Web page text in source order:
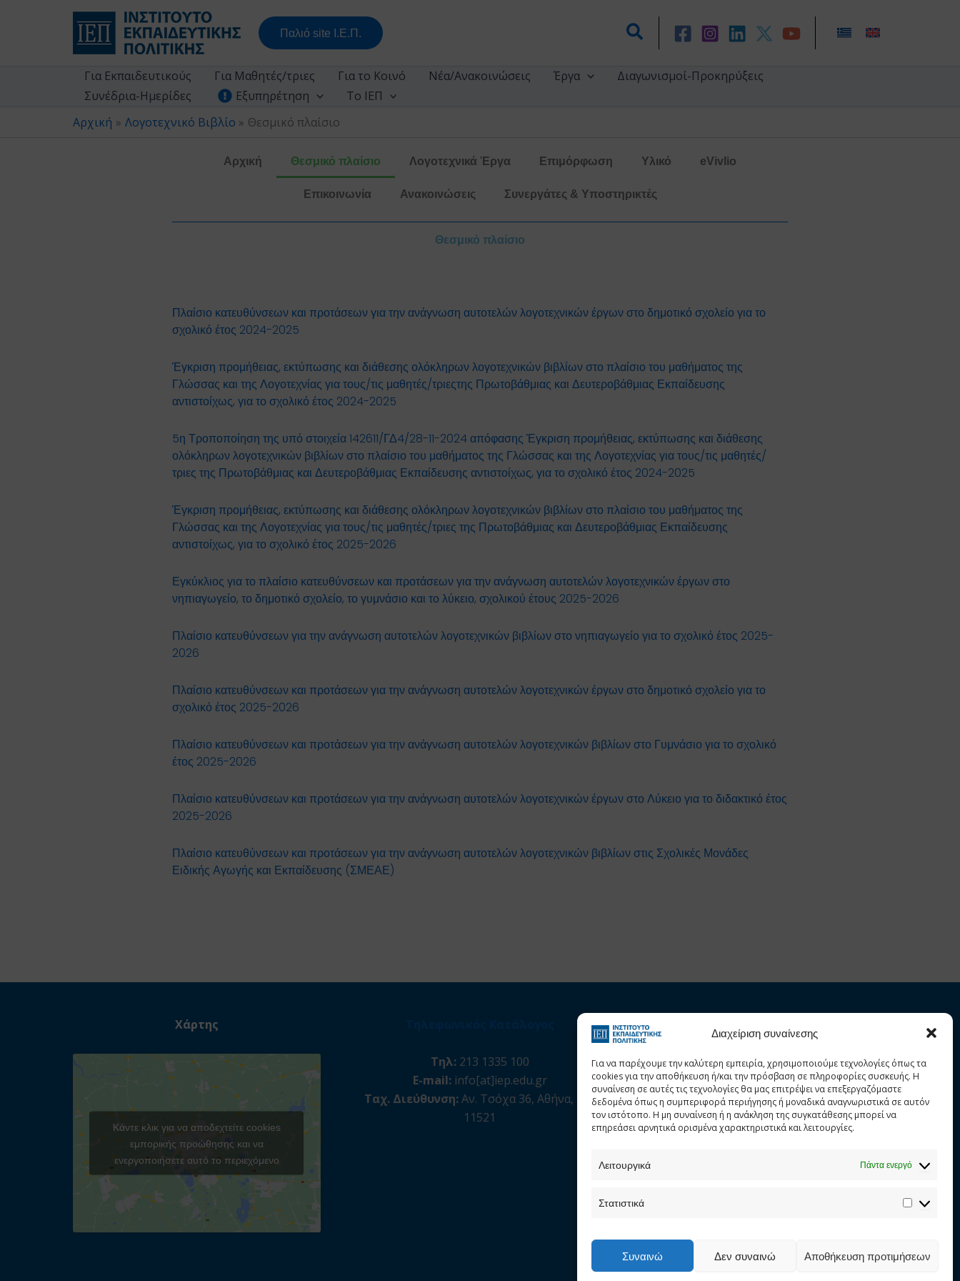
Διαχείριση συναίνεσης
Για να παρέχουμε την καλύτερη εμπειρία, χρησιμοποιούμε τεχνολογίες όπως τα
cookies για την αποθήκευση ή/και την πρόσβαση σε πληροφορίες συσκευής. Η
συναίνεση σε αυτές τις τεχνολογίες θα μας επιτρέψει να επεξεργαζόμαστε
δεδομένα όπως η συμπεριφορά περιήγησης ή μοναδικά αναγνωριστικά σε αυτόν
τον ιστότοπο. Η μη συναίνεση ή η ανάκληση της συγκατάθεσης μπορεί να
επηρεάσει αρνητικά ορισμένα χαρακτηριστικά και λειτουργίες.
Λειτουργικά Πάντα ενεργό
Στατιστικά
Στατιστικά
Συναινώ Δεν συναινώ Αποθήκευση προτιμήσεων
Παλιό site Ι.Ε.Π. Αναζήτηση
Για Εκπαιδευτικούς Για Μαθητές/τριες Για το Κοινό Νέα/Ανακοινώσεις Έργα
Διαγωνισμοί-Προκηρύξεις
Συνέδρια-Ημερίδες
Εξυπηρέτηση
Το ΙΕΠ
Αρχική
Λογοτεχνικό Βιβλίο Θεσμικό πλαίσιο
Αρχική Θεσμικό πλαίσιο Λογοτεχνικά Έργα Επιμόρφωση Υλικό eVivlio
Επικοινωνία Ανακοινώσεις Συνεργάτες & Υποστηρικτές
Θεσμικό πλαίσιο
Πλαίσιο κατευθύνσεων και προτάσεων για την ανάγνωση αυτοτελών λογοτεχνικών έργων στο δημοτικό σχολείο για το
σχολικό έτος 2024-2025
Έγκριση προμήθειας, εκτύπωσης και διάθεσης ολόκληρων λογοτεχνικών βιβλίων στο πλαίσιο του μαθήματος της
Γλώσσας και της Λογοτεχνίας για τους/τις μαθητές/τριεςτης Πρωτοβάθμιας και Δευτεροβάθμιας Εκπαίδευσης
αντιστοίχως, για το σχολικό έτος 2024-2025
5η Τροποποίηση της υπό στοιχεία 142611/ΓΔ4/28-11-2024 απόφασης Έγκριση προμήθειας, εκτύπωσης και διάθεσης
ολόκληρων λογοτεχνικών βιβλίων στο πλαίσιο του μαθήματος της Γλώσσας και της Λογοτεχνίας για τους/τις μαθητές/
τριες της Πρωτοβάθμιας και Δευτεροβάθμιας Εκπαίδευσης αντιστοίχως, για το σχολικό έτος 2024-2025
Έγκριση προμήθειας, εκτύπωσης και διάθεσης ολόκληρων λογοτεχνικών βιβλίων στο πλαίσιο του μαθήματος της
Γλώσσας και της Λογοτεχνίας για τους/τις μαθητές/τριες της Πρωτοβάθμιας και Δευτεροβάθμιας Εκπαίδευσης
αντιστοίχως, για το σχολικό έτος 2025-2026
Εγκύκλιος για το πλαίσιο κατευθύνσεων και προτάσεων για την ανάγνωση αυτοτελών λογοτεχνικών έργων στο
νηπιαγωγείο, το δημοτικό σχολείο, το γυμνάσιο και το λύκειο, σχολικού έτους 2025-2026
Πλαίσιο κατευθύνσεων για την ανάγνωση αυτοτελών λογοτεχνικών βιβλίων στο νηπιαγωγείο για το σχολικό έτος 2025-
2026
Πλαίσιο κατευθύνσεων και προτάσεων για την ανάγνωση αυτοτελών λογοτεχνικών έργων στο δημοτικό σχολείο για το
σχολικό έτος 2025-2026
Πλαίσιο κατευθύνσεων και προτάσεων για την ανάγνωση αυτοτελών λογοτεχνικών βιβλίων στο Γυμνάσιο για το σχολικό
έτος 2025-2026
Πλαίσιο κατευθύνσεων και προτάσεων για την ανάγνωση αυτοτελών λογοτεχνικών έργων στο Λύκειο για το διδακτικό έτος
2025-2026
Πλαίσιο κατευθύνσεων και προτάσεων για την ανάγνωση αυτοτελών λογοτεχνικών βιβλίων στις Σχολικές Μονάδες
Ειδικής Αγωγής και Εκπαίδευσης (ΣΜΕΑΕ)
Χάρτης
Κάντε κλικ για να αποδεχτείτε cookies
εμπορικής προώθησης και να
ενεργοποιήσετε αυτό το περιεχόμενο
Τηλ:213 1335 100
E-mail: info[at]iep.edu.gr
Ταχ. Διεύθυνση:Αν. Τσόχα 36, Αθήνα, Τ.Κ.
11521